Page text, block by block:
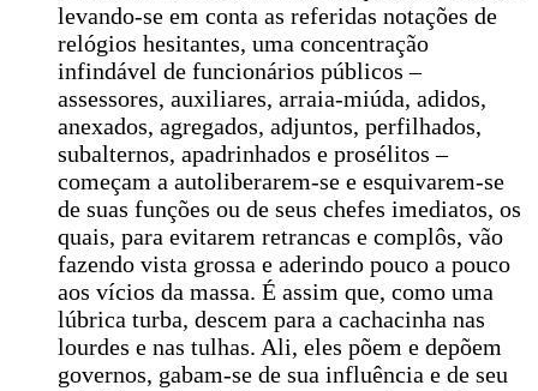
levando-se em conta as referidas notações de
relógios hesitantes, uma concentração
infindável de funcionários públicos –
assessores, auxiliares, arraia-miúda, adidos,
anexados, agregados, adjuntos, perfilhados,
subalternos, apadrinhados e prosélitos –
começam a autoliberarem-se e esquivarem-se
de suas funções ou de seus chefes imediatos, os
quais, para evitarem retrancas e complôs, vão
fazendo vista grossa e aderindo pouco a pouco
aos vícios da massa. É assim que, como uma
lúbrica turba, descem para a cachacinha nas
lourdes e nas tulhas. Ali, eles põem e depõem
governos, gabam-se de sua influência e de seu